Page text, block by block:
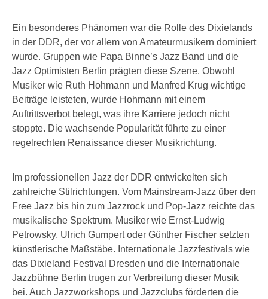
Ein besonderes Phänomen war die Rolle des Dixielands
in der DDR, der vor allem von Amateurmusikern dominiert
wurde. Gruppen wie Papa Binne’s Jazz Band und die
Jazz Optimisten Berlin prägten diese Szene. Obwohl
Musiker wie Ruth Hohmann und Manfred Krug wichtige
Beiträge leisteten, wurde Hohmann mit einem
Auftrittsverbot belegt, was ihre Karriere jedoch nicht
stoppte. Die wachsende Popularität führte zu einer
regelrechten Renaissance dieser Musikrichtung.
Im professionellen Jazz der DDR entwickelten sich
zahlreiche Stilrichtungen. Vom Mainstream-Jazz über den
Free Jazz bis hin zum Jazzrock und Pop-Jazz reichte das
musikalische Spektrum. Musiker wie Ernst-Ludwig
Petrowsky, Ulrich Gumpert oder Günther Fischer setzten
künstlerische Maßstäbe. Internationale Jazzfestivals wie
das Dixieland Festival Dresden und die Internationale
Jazzbühne Berlin trugen zur Verbreitung dieser Musik
bei. Auch Jazzworkshops und Jazzclubs förderten die